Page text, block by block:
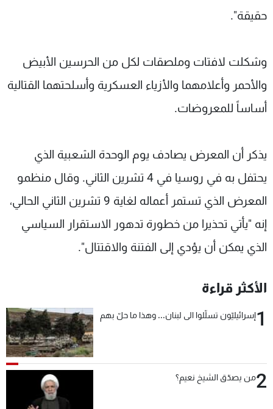
حقيقة".
وشكلت لافتات وملصقات لكل من الحرسين الأبيض
والأحمر وأعلامهما والأزياء العسكرية وأسلحتهما القتالية
أساساً للمعروضات.
يذكر أن المعرض يصادف يوم الوحدة الشعبية الذي
يحتفل به في روسيا في 4 تشرين الثاني. وقال منظمو
المعرض الذي تستمر أعماله لغاية 9 تشرين الثاني الحالي،
إنه "يأتي تحذيرا من خطورة تدهور الاستقرار السياسي
الذي يمكن أن يؤدي إلى الفتنة والاقتتال".
الأكثر قراءة
1إسرائيليّون تسلّلوا الى لبنان... وهذا ما حلّ بهم
2من يصدّق الشيخ نعيم؟